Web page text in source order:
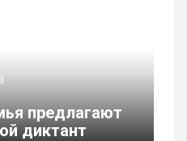
предлагают
диктант